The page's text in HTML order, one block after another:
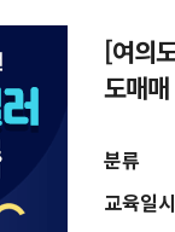
[여의
도매
분류
교육일시